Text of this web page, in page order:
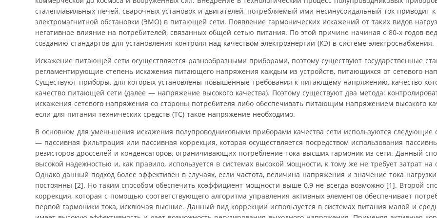
сталеплавильных печей, сварочных установок и двигателей, потребляемый ими несинусоидальный ток приводит
электромагнитной обстановки (ЭМО) в питающей сети. Появление гармонических искажений от таких видов
негативное влияние на потребителей, связанных общей сетью питания. По этой причине начиная с 80-х годов
созданию стандартов для установления контроля над качеством электроэнергии (КЭ) в системе электроснабжения.
Искажение питающей сети осуществляется разнообразными приборами, поэтому существуют государственные
регламентирующие степень искажения питающего напряжения каждым из устройств, питающихся от сетевого
Существуют приборы, для которых установлены повышенные требования к питающему напряжению, качество
качество питающей сети (далее — напряжение высокого качества). Поэтому существуют два метода:
искажения сетевого напряжения со стороны потребителя либо обеспечивать питающим напряжением высокого
если для питания технических средств (ТС) такое напряжение необходимо.
В основном для уменьшения искажения полупроводниковыми приборами качества сети используются
— пассивная фильтрация или пассивная коррекция, которая осуществляется посредством использования
резисторов дросселей и конденсаторов, ограничивающих потребление тока высших гармоник из сети. Данный
высокой надежностью и, как правило, используется в системах высокой мощности, к тому же не требует затрат на
Однако данный подход более эффективен в случаях, если частота, величина напряжения и значение тока
постоянны [2]. Но таким способом обеспечить коэффициент мощности выше 0,9 не всегда возможно [1]. Второй
коррекция, которая с помощью соответствующего алгоритма управления активных элементов обеспечивает
первой гармоники тока, исключая высшие. Данный вид коррекции используется в системах питания малой и